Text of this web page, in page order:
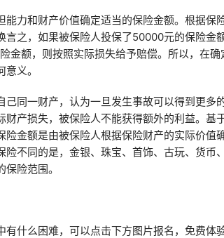
力和财产价值确定适当的保险金额。根据保
言之，如果被保险人投保了50000元的保险金
金额，则按照实际损失给予赔偿。所以，在确
义。
己同一财产，认为一旦发生事故可以得到更多
财产损失，被保险人不能获得额外的利益。基
险金额是由被保险人根据保险财产的实际价值
险不同的是，金银、珠宝、首饰、古玩、货币
险范围。
什么困难，可以点击下方图片报名，免费体